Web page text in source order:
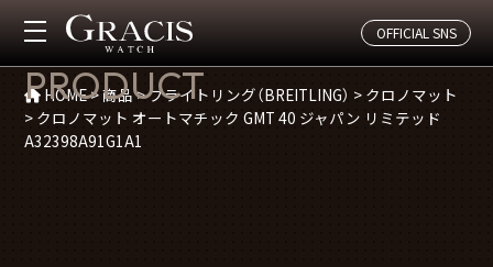
OFFICIAL SNS
商品紹介
PRODUCT
HOME>商品>ブライトリング（BREITLING） > クロノマット
> クロノマット オートマチック GMT 40 ジャパン リミテッド
A32398A91G1A1